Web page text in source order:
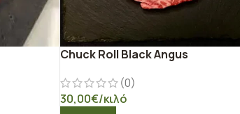
Chuck Roll Black Angus
(0)
30,00€/κιλό